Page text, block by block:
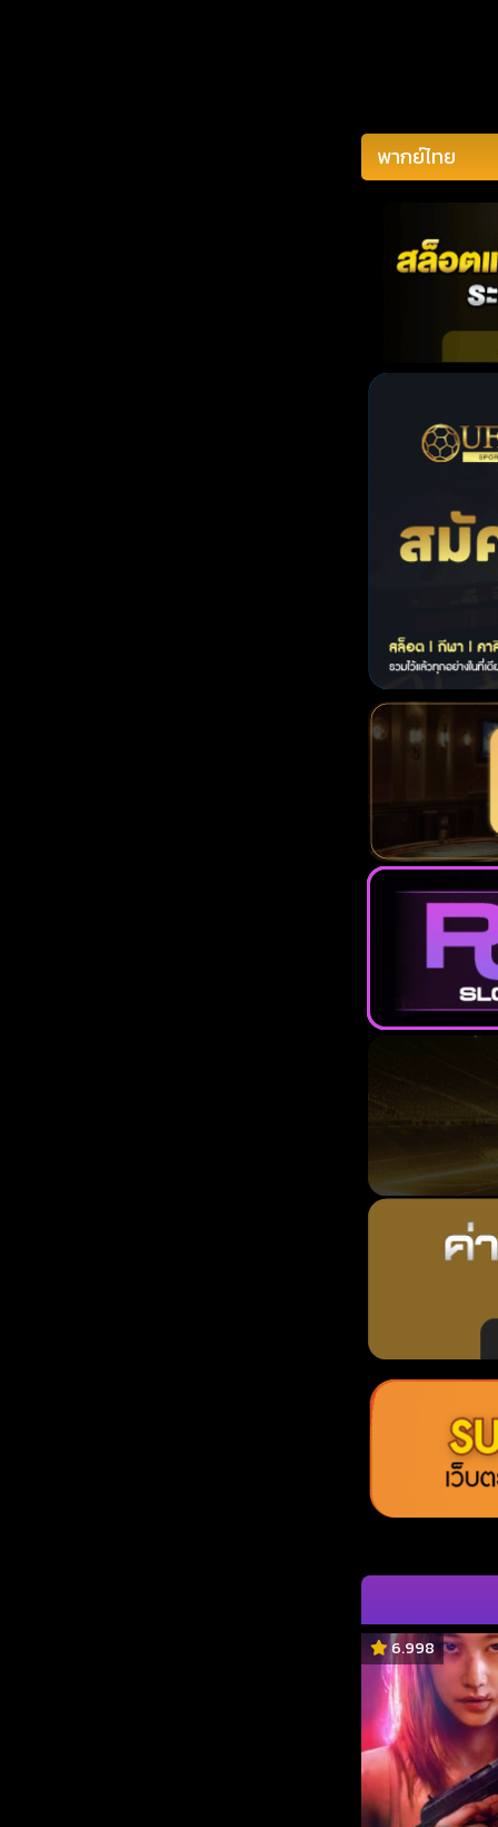
6.998